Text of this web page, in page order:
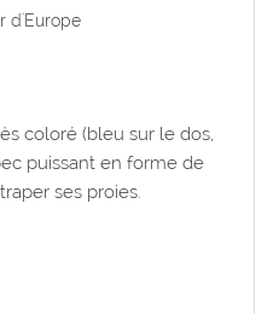
d'Europe
coloré (bleu sur le dos,
puissant en forme de
ses proies.